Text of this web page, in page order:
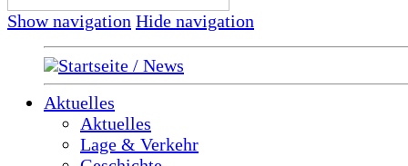
Show navigation Hide navigation
Startseite / News
Aktuelles
Aktuelles
Lage & Verkehr